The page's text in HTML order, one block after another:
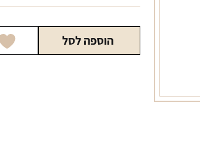
אדום
ארוך
Time
Red
הוספה לסל